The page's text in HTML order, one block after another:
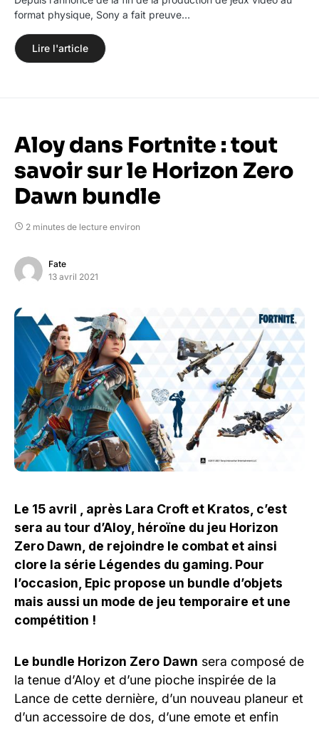
format physique, Sony a fait preuve…
Lire l'article
Aloy dans Fortnite : tout
savoir sur le Horizon Zero
Dawn bundle
2 minutes de lecture environ
Fate
13 avril 2021
Le 15 avril , après Lara Croft et Kratos, c’est
sera au tour d’Aloy, héroïne du jeu Horizon
Zero Dawn, de rejoindre le combat et ainsi
clore la série Légendes du gaming. Pour
l’occasion, Epic propose un bundle d’objets
mais aussi un mode de jeu temporaire et une
compétition !
Le bundle Horizon Zero Dawn sera composé de
la tenue d’Aloy et d’une pioche inspirée de la
Lance de cette dernière, d’un nouveau planeur et
d’un accessoire de dos, d’une emote et enfin